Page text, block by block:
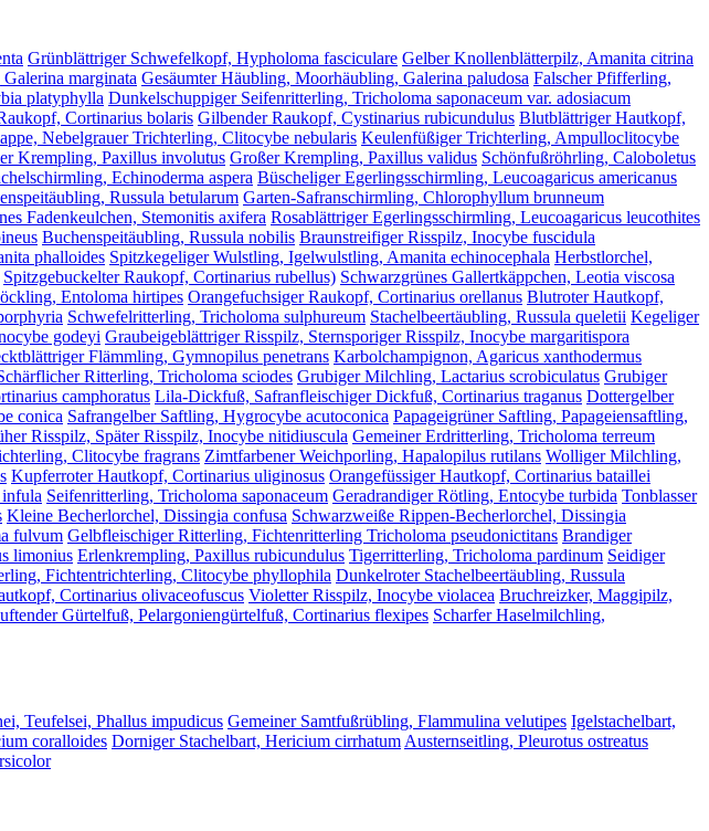
Grünblättriger Schwefelkopf, Hypholoma fasciculare Gelber Knollenblätterpilz, Amanita citrina
marginata Gesäumter Häubling, Moorhäubling, Galerina paludosa Falscher Pfifferling,
platyphylla Dunkelschuppiger Seifenritterling, Tricholoma saponaceum var. adosiacum
Cortinarius bolaris Gilbender Raukopf, Cystinarius rubicundulus Blutblättriger Hautkopf,
Nebelgrauer Trichterling, Clitocybe nebularis Keulenfüßiger Trichterling, Ampulloclitocybe
Krempling, Paxillus involutus Großer Krempling, Paxillus validus Schönfußröhrling, Caloboletus
Echinoderma aspera Büscheliger Egerlingsschirmling, Leucoagaricus americanus
Russula betularum Garten-Safranschirmling, Chlorophyllum brunneum
Fadenkeulchen, Stemonitis axifera Rosablättriger Egerlingsschirmling, Leucoagaricus leucothites
Buchenspeitäubling, Russula nobilis Braunstreifiger Risspilz, Inocybe fuscidula
phalloides Spitzkegeliger Wulstling, Igelwulstling, Amanita echinocephala Herbstlorchel,
Spitzgebuckelter Raukopf, Cortinarius rubellus) Schwarzgrünes Gallertkäppchen, Leotia viscosa
Entoloma hirtipes Orangefuchsiger Raukopf, Cortinarius orellanus Blutroter Hautkopf,
Schwefelritterling, Tricholoma sulphureum Stachelbeertäubling, Russula queletii Kegeliger
godeyi Graubeigeblättriger Risspilz, Sternsporiger Risspilz, Inocybe margaritispora
Flämmling, Gymnopilus penetrans Karbolchampignon, Agaricus xanthodermus
Ritterling, Tricholoma sciodes Grubiger Milchling, Lactarius scrobiculatus Grubiger
camphoratus Lila-Dickfuß, Safranfleischiger Dickfuß, Cortinarius traganus Dottergelber
conica Safrangelber Saftling, Hygrocybe acutoconica Papageigrüner Saftling, Papageiensaftling,
Risspilz, Später Risspilz, Inocybe nitidiuscula Gemeiner Erdritterling, Tricholoma terreum
Clitocybe fragrans Zimtfarbener Weichporling, Hapalopilus rutilans Wolliger Milchling,
Kupferroter Hautkopf, Cortinarius uliginosus Orangefüssiger Hautkopf, Cortinarius bataillei
Seifenritterling, Tricholoma saponaceum Geradrandiger Rötling, Entocybe turbida Tonblasser
Kleine Becherlorchel, Dissingia confusa Schwarzweiße Rippen-Becherlorchel, Dissingia
fulvum Gelbfleischiger Ritterling, Fichtenritterling Tricholoma pseudonictitans Brandiger
limonius Erlenkrempling, Paxillus rubicundulus Tigerritterling, Tricholoma pardinum Seidiger
Fichtentrichterling, Clitocybe phyllophila Dunkelroter Stachelbeertäubling, Russula
Cortinarius olivaceofuscus Violetter Risspilz, Inocybe violacea Bruchreizker, Maggipilz,
Gürtelfuß, Pelargoniengürtelfuß, Cortinarius flexipes Scharfer Haselmilchling,
Teufelsei, Phallus impudicus Gemeiner Samtfußrübling, Flammulina velutipes Igelstachelbart,
coralloides Dorniger Stachelbart, Hericium cirrhatum Austernseitling, Pleurotus ostreatus